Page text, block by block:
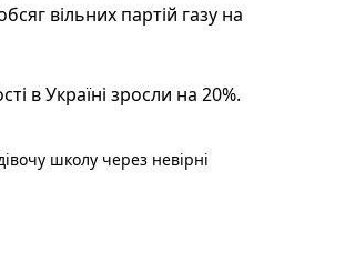
вільних партій газу на
в Україні зросли на 20%.
школу через невірні